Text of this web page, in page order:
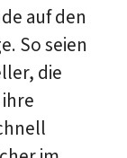
auf den
So seien
die